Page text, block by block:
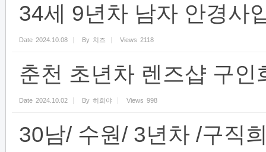
34세 9년차 남자 안경사
Date 2024.10.08 By 치즈 Views 2118
춘천 초년차 렌즈샵 구인
Date 2024.10.02 By 히희야 Views 998
30남/ 수원/ 3년차 /구직